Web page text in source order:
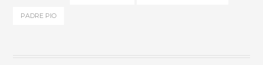
PADRE PIO